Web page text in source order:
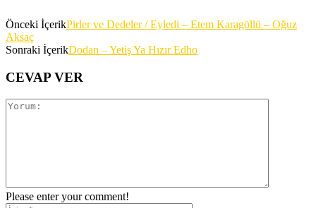
Önceki İçerikPirler ve Dedeler / Eyledi – Etem Karagöllü – Oğuz
Aksaç
Sonraki İçerikDodan – Yetiş Ya Hızır Edho
CEVAP VER
Please enter your comment!